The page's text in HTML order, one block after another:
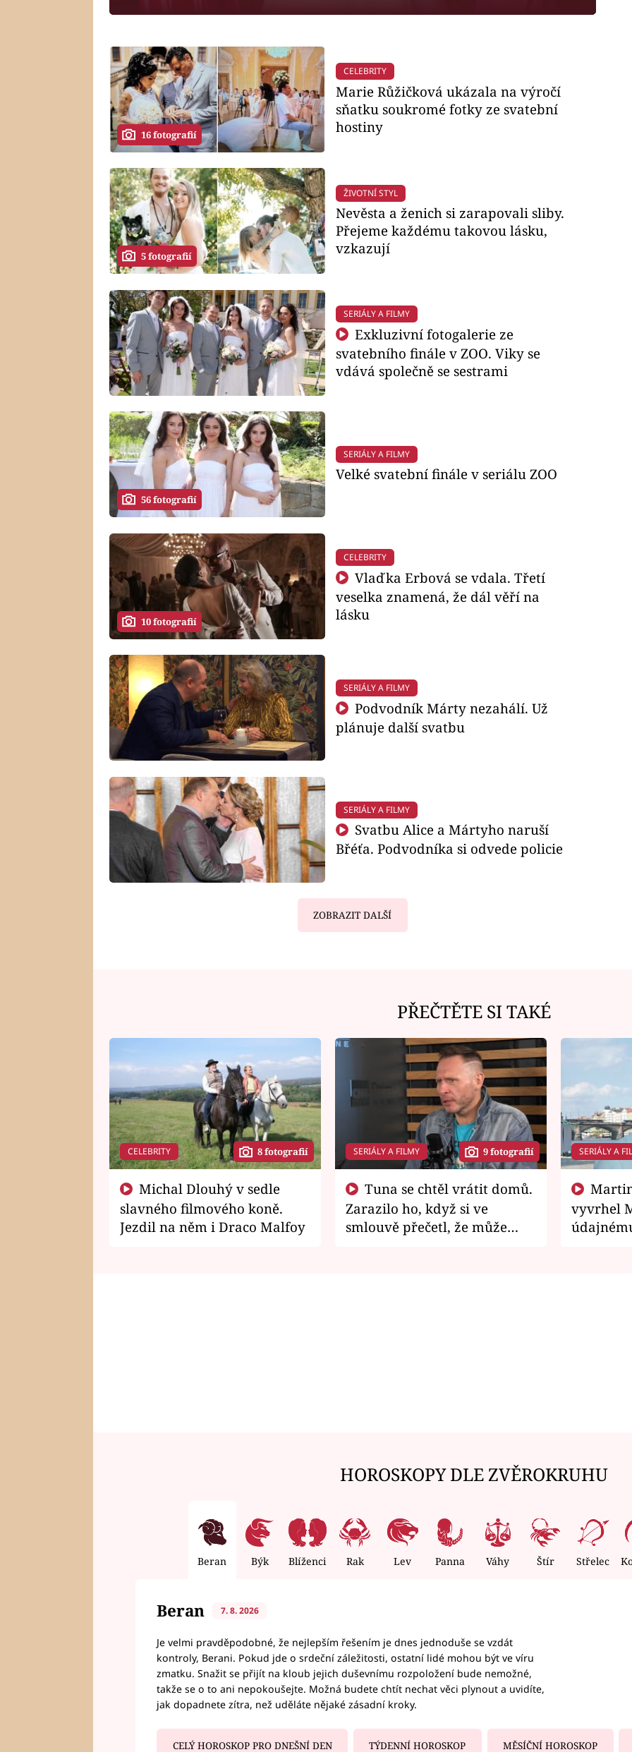
16 fotografií
CELEBRITY
Marie Růžičková ukázala na výročí
sňatku soukromé fotky ze svatební
hostiny
5 fotografií
ŽIVOTNÍ STYL
Nevěsta a ženich si zarapovali sliby.
Přejeme každému takovou lásku,
vzkazují
SERIÁLY A FILMY
Exkluzivní fotogalerie ze
svatebního finále v ZOO. Viky se
vdává společně se sestrami
56 fotografií
SERIÁLY A FILMY
Velké svatební finále v seriálu ZOO
10 fotografií
CELEBRITY
Vlaďka Erbová se vdala. Třetí
veselka znamená, že dál věří na
lásku
SERIÁLY A FILMY
Podvodník Márty nezahálí. Už
plánuje další svatbu
SERIÁLY A FILMY
Svatbu Alice a Mártyho naruší
Břéťa. Podvodníka si odvede policie
ZOBRAZIT DALŠÍ
PŘEČTĚTE SI TAKÉ
CELEBRITY 8 fotografií
slavného filmového koně.
Jezdil na něm i Draco Malfoy
SERIÁLY A FILMY 9 fotografií
Zarazilo ho, když si ve
smlouvě přečetl, že může
SERIÁLY A
vyvrhel
HOROSKOPY DLE ZVĚROKRUHU
Beran Býk Blíženci Rak Lev Panna Váhy Štír Střelec
Beran 7. 8. 2026
Je velmi pravděpodobné, že nejlepším řešením je dnes jednoduše se vzdát
kontroly, Berani. Pokud jde o srdeční záležitosti, ostatní lidé mohou být ve víru
zmatku. Snažit se přijít na kloub jejich duševnímu rozpoložení bude nemožné,
takže se o to ani nepokoušejte. Možná budete chtít nechat věci plynout a uvidíte,
jak dopadnete zítra, než uděláte nějaké zásadní kroky.
CELÝ HOROSKOP PRO DNEŠNÍ DEN TÝDENNÍ HOROSKOP MĚSÍČNÍ HOROSKOP